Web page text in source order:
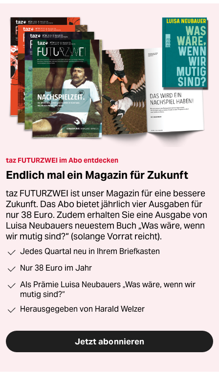
taz FUTURZWEI im Abo entdecken
Endlich mal ein Magazin für Zukunft
taz FUTURZWEI ist unser Magazin für eine bessere
Zukunft. Das Abo bietet jährlich vier Ausgaben für
nur 38 Euro. Zudem erhalten Sie eine Ausgabe von
Luisa Neubauers neuestem Buch „Was wäre, wenn
wir mutig sind?“ (solange Vorrat reicht).
Jedes Quartal neu in Ihrem Briefkasten
Nur 38 Euro im Jahr
Als Prämie Luisa Neubauers „Was wäre, wenn wir
mutig sind?“
Herausgegeben von Harald Welzer
Jetzt abonnieren